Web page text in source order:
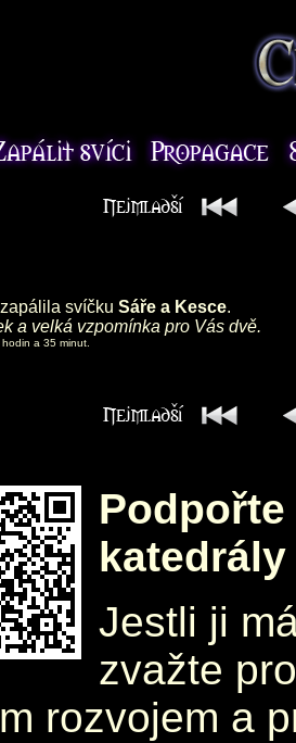
zapálila svíčku Sáře a Kesce.
a velká vzpomínka pro Vás dvě.
a 35 minut.
katedrály
Jestli ji
zvažte
rozvojem a